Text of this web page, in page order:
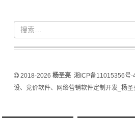
2018-2026 杨圣亮 湘ICP备11015356号-
设、竞价软件、网络营销软件定制开发_杨